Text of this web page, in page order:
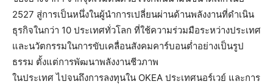
2527 สู่การเป็นหนึ่งในผู้นำการเปลี่ยนผ่านด้านพลังงานที่ดำเนิน
ธุรกิจในกว่า 10 ประเทศทั่วโลก ที่ใช้ความร่วมมือระหว่างประเทศ
และนวัตกรรมในการขับเคลื่อนสังคมคาร์บอนต่ำอย่างเป็นรูป
ธรรม ตั้งแต่การพัฒนาพลังงานชีวภาพ
ในประเทศ ไปจนถึงการลงทุนใน OKEA ประเทศนอร์เวย์ และการ